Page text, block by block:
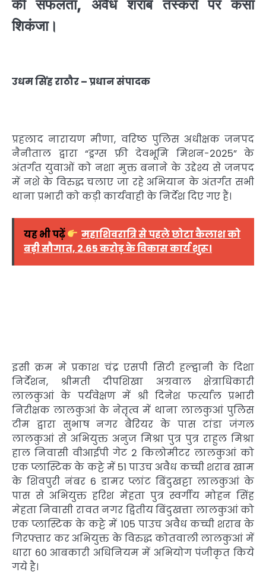
की सफलता, अवैध शराब तस्करों पर कसा
शिकंजा।
उधम सिंह राठौर – प्रधान संपादक
प्रहलाद नारायण मीणा, वरिष्ठ पुलिस अधीक्षक जनपद
नैनीताल द्वारा “ड्रग्स फ्री देवभूमि मिशन-2025” के
अंतर्गत युवाओं को नशा मुक्त बनाने के उद्देश्य से जनपद
में नशे के विरुद्ध चलाए जा रहे अभियान के अंतर्गत सभी
थाना प्रभारी को कड़ी कार्यवाही के निर्देश दिए गए हैं।
यह भी पढ़ें
महाशिवरात्रि से पहले छोटा कैलाश को
बड़ी सौगात, 2.65 करोड़ के विकास कार्य शुरू।
इसी क्रम मे प्रकाश चंद्र एसपी सिटी हल्द्वानी के दिशा
निर्देशन, श्रीमती दीपशिखा अग्रवाल क्षेत्राधिकारी
लालकुआं के पर्यवेक्षण में श्री दिनेश फर्त्याल प्रभारी
निरीक्षक लालकुआं के नेतृत्व में थाना लालकुआं पुलिस
टीम द्वारा सुभाष नगर बैरियर के पास टांडा जंगल
लालकुआं से अभियुक्त अनुज मिश्रा पुत्र पुत्र राहुल मिश्रा
हाल निवासी वीआईपी गेट 2 किलोमीटर लालकुआं को
एक प्लास्टिक के कट्टे में 51 पाउच अवैध कच्ची शराब खाम
के शिवपुरी नंबर 6 डामर प्लांट बिंदुखट्टा लालकुआं के
पास से अभियुक्त हरिश मेहता पुत्र स्वर्गीय मोहन सिंह
मेहता निवासी रावत नगर द्वितीय बिंदुखत्ता लालकुआं को
एक प्लास्टिक के कट्टे में 105 पाउच अवैध कच्ची शराब के
गिरफ्तार कर अभियुक्त के विरुद्ध कोतवाली लालकुआं में
धारा 60 आबकारी अधिनियम में अभियोग पंजीकृत किये
गये है।